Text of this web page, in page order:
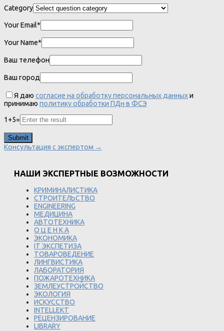
Category
Your Email*
Your Name*
Ваш телефон
Ваш город
Я даю согласие на обработку персональных данныхи
принимаю политику обработки ПДн в ФСЭ
1 +5=
Консультация с экспертом →
НАШИ ЭКСПЕРТНЫЕ ВОЗМОЖНОСТИ
КРИМИНАЛИСТИКА
СТРОИТЕЛЬСТВО
ENGINEERING
МЕДИЦИНА
АВТОТЕХНИКА
О Ц Е Н К А
ЭКОНОМИКА
IT ЭКСПЕТИЗА
ТОВАРОВЕДЕНИЕ
ЛИНГВИСТИКА
ЛАБОРАТОРИЯ
ПОЖАРОТЕХНИКА
ЗЕМЛЕУСТРОЙСТВО
ЭКОЛОГИЯ
ИСКУССТВО
INTELLEKT
РЕЦЕНЗИРОВАНИЕ
LIBRARY